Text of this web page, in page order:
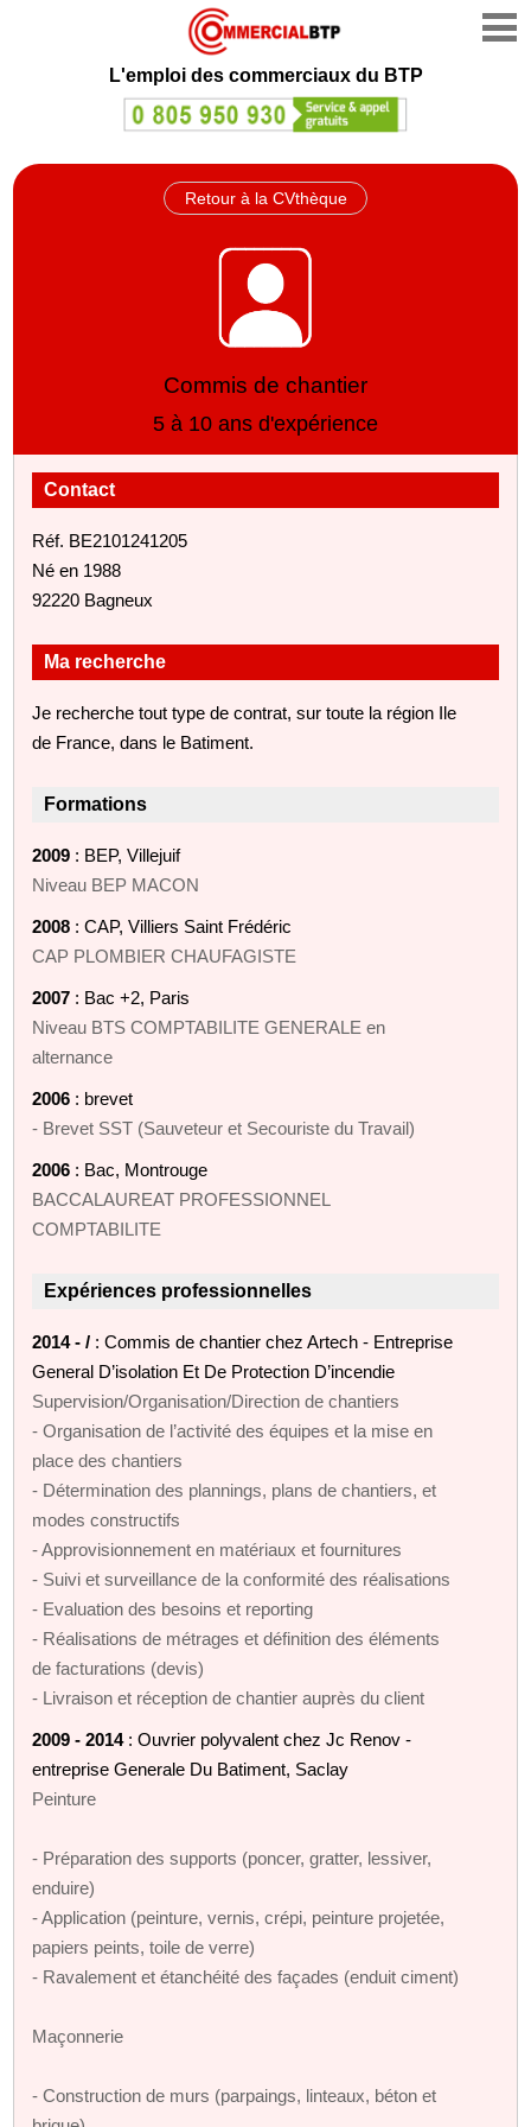
L'emploi des commerciaux du BTP
Retour à la CVthèque
Commis de chantier
5 à 10 ans d'expérience
Contact
Réf. BE2101241205
Né en 1988
92220 Bagneux
Ma recherche
Je recherche tout type de contrat, sur toute la région Ile
de France, dans le Batiment.
Formations
2009 : BEP, Villejuif
Niveau BEP MACON
2008 : CAP, Villiers Saint Frédéric
CAP PLOMBIER CHAUFAGISTE
2007 : Bac +2, Paris
Niveau BTS COMPTABILITE GENERALE en
alternance
2006 : brevet
- Brevet SST (Sauveteur et Secouriste du Travail)
2006 : Bac, Montrouge
BACCALAUREAT PROFESSIONNEL
COMPTABILITE
Expériences professionnelles
2014 - / : Commis de chantier chez Artech - Entreprise
General D’isolation Et De Protection D’incendie
Supervision/Organisation/Direction de chantiers
- Organisation de l’activité des équipes et la mise en
place des chantiers
- Détermination des plannings, plans de chantiers, et
modes constructifs
- Approvisionnement en matériaux et fournitures
- Suivi et surveillance de la conformité des réalisations
- Evaluation des besoins et reporting
- Réalisations de métrages et définition des éléments
de facturations (devis)
- Livraison et réception de chantier auprès du client
2009 - 2014: Ouvrier polyvalent chez Jc Renov -
entreprise Generale Du Batiment, Saclay
Peinture
- Préparation des supports (poncer, gratter, lessiver,
enduire)
- Application (peinture, vernis, crépi, peinture projetée,
papiers peints, toile de verre)
- Ravalement et étanchéité des façades (enduit ciment)
Maçonnerie
- Construction de murs (parpaings, linteaux, béton et